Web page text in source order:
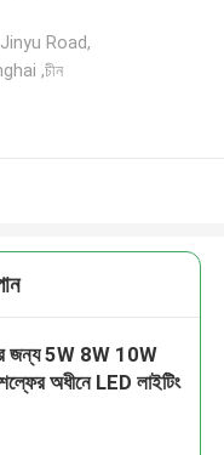
Road,
,চীন
জন্য 5W 8W 10W
অধীনে LED লাইটিং